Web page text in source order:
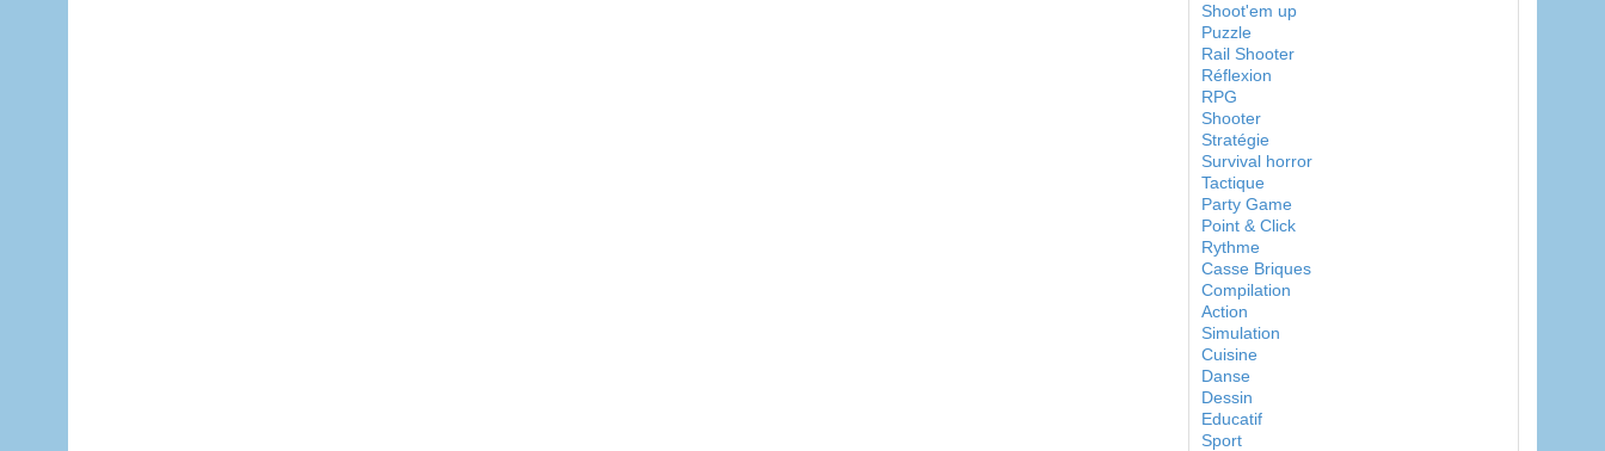
Shoot'em up
Puzzle
Rail Shooter
Réflexion
RPG
Shooter
Stratégie
Survival horror
Tactique
Party Game
Point & Click
Rythme
Casse Briques
Compilation
Action
Simulation
Cuisine
Danse
Dessin
Educatif
Sport